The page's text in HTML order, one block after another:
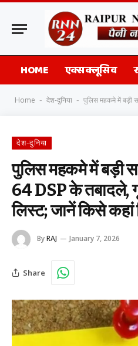
HOME एक्सक्लूसिव
Home - देश-दुनिया - पुलिस महकमे में बड़ी सर्जरी….भोपाल
देश-दुनिया
पुलिस महकमे में बड़ी
64 DSP के तबादले,
लिस्ट; जानें किसे कहां
ByRAJ January 7, 2026
Share